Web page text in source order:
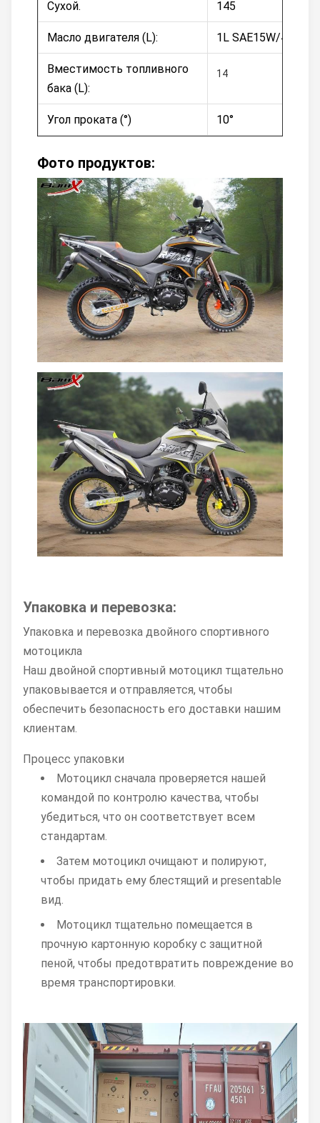
Сухой. 145
Масло двигателя (L): 1L SAE15W/40
Вместимость топливного
бака (L):
14
Угол проката (°) 10°
Фото продуктов:
Упаковка и перевозка:
Упаковка и перевозка двойного спортивного
мотоцикла
Наш двойной спортивный мотоцикл тщательно
упаковывается и отправляется, чтобы
обеспечить безопасность его доставки нашим
клиентам.
Процесс упаковки
Мотоцикл сначала проверяется нашей
командой по контролю качества, чтобы
убедиться, что он соответствует всем
стандартам.
Затем мотоцикл очищают и полируют,
чтобы придать ему блестящий и presentable
вид.
Мотоцикл тщательно помещается в
прочную картонную коробку с защитной
пеной, чтобы предотвратить повреждение во
время транспортировки.